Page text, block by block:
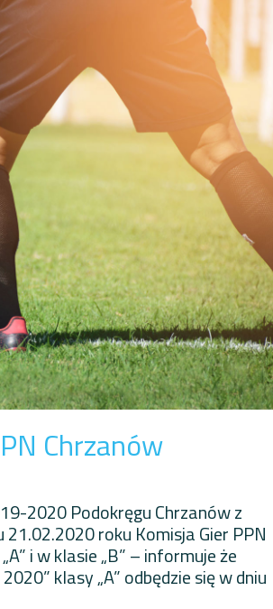
Chrzanów
2020 Podokręgu Chrzanów z
roku Komisja Gier PPN
i w klasie „B” – informuje że
klasy „A” odbędzie się w dniu